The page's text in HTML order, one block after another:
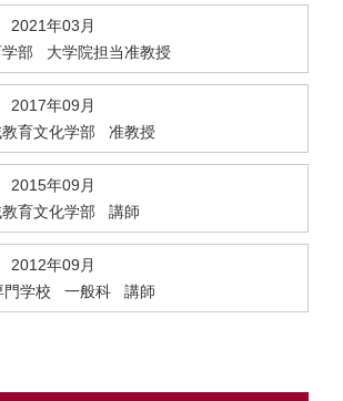
2021年03月
部 大学院担当准教授
2017年09月
育文化学部 准教授
2015年09月
育文化学部 講師
2012年09月
門学校 一般科 講師